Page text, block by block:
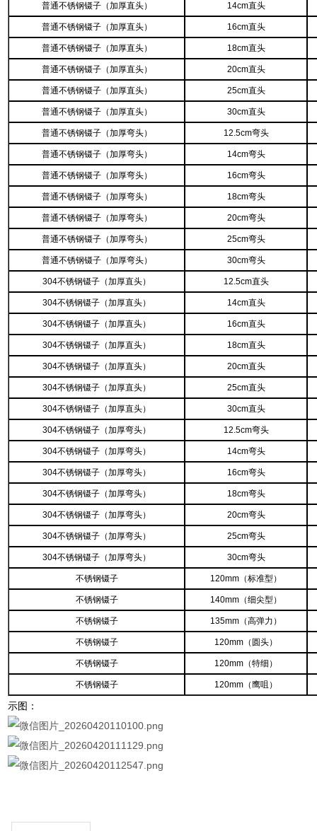
普通不锈钢镊子（加厚直头） 14cm直头
普通不锈钢镊子（加厚直头） 16cm直头
普通不锈钢镊子（加厚直头） 18cm直头
普通不锈钢镊子（加厚直头） 20cm直头
普通不锈钢镊子（加厚直头） 25cm直头
普通不锈钢镊子（加厚直头） 30cm直头
普通不锈钢镊子（加厚弯头） 12.5cm弯头
普通不锈钢镊子（加厚弯头） 14cm弯头
普通不锈钢镊子（加厚弯头） 16cm弯头
普通不锈钢镊子（加厚弯头） 18cm弯头
普通不锈钢镊子（加厚弯头） 20cm弯头
普通不锈钢镊子（加厚弯头） 25cm弯头
普通不锈钢镊子（加厚弯头） 30cm弯头
304不锈钢镊子（加厚直头） 12.5cm直头
304不锈钢镊子（加厚直头） 14cm直头
304不锈钢镊子（加厚直头） 16cm直头
304不锈钢镊子（加厚直头） 18cm直头
304不锈钢镊子（加厚直头） 20cm直头
304不锈钢镊子（加厚直头） 25cm直头
304不锈钢镊子（加厚直头） 30cm直头
304不锈钢镊子（加厚弯头） 12.5cm弯头
304不锈钢镊子（加厚弯头） 14cm弯头
304不锈钢镊子（加厚弯头） 16cm弯头
304不锈钢镊子（加厚弯头） 18cm弯头
304不锈钢镊子（加厚弯头） 20cm弯头
304不锈钢镊子（加厚弯头） 25cm弯头
304不锈钢镊子（加厚弯头） 30cm弯头
不锈钢镊子 120mm（标准型）
不锈钢镊子 140mm（细尖型）
不锈钢镊子 135mm（高弹力）
不锈钢镊子 120mm（圆头）
不锈钢镊子 120mm（特细）
不锈钢镊子 120mm（鹰咀）
示图：